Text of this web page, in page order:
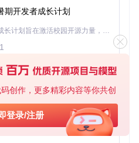
创作，更多精彩内容等你共创
登录/注册
入"：输入"@#"快速插
，可类比macOS版本的设置
输入内容自动判断语言
，"en"→"🇺🇸"
器，支持韩文Emoji快速插入
期开发者成长计划
「源启盛夏」暑期校园开发者成长计划旨在激活校园开源力量，通过积分激励、认证扶持、资源倾斜等形式，引导高校组织和开发者完成「入驻 — 建项目 — 做贡献 — 获认证 — 得资源」的完整闭环。无论你是想带领社团入驻平台的组织者，还是希望用代码贡献证明自己的开发者，都能在这里找到属于你的成长路径。
1
基于Python的Xiaozhi AI，适用于想要完整Xiaozhi体验而无需拥有专用硬件的用户。